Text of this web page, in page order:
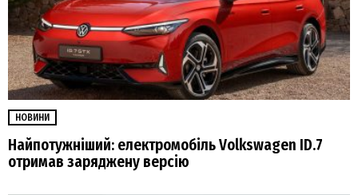
НОВИНИ
Найпотужніший: електромобіль Volkswagen ID.7
отримав заряджену версію